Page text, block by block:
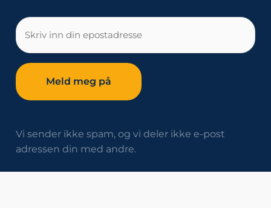
E-
post
Vi sender ikke spam, og vi deler ikke e-post
adressen din med andre.